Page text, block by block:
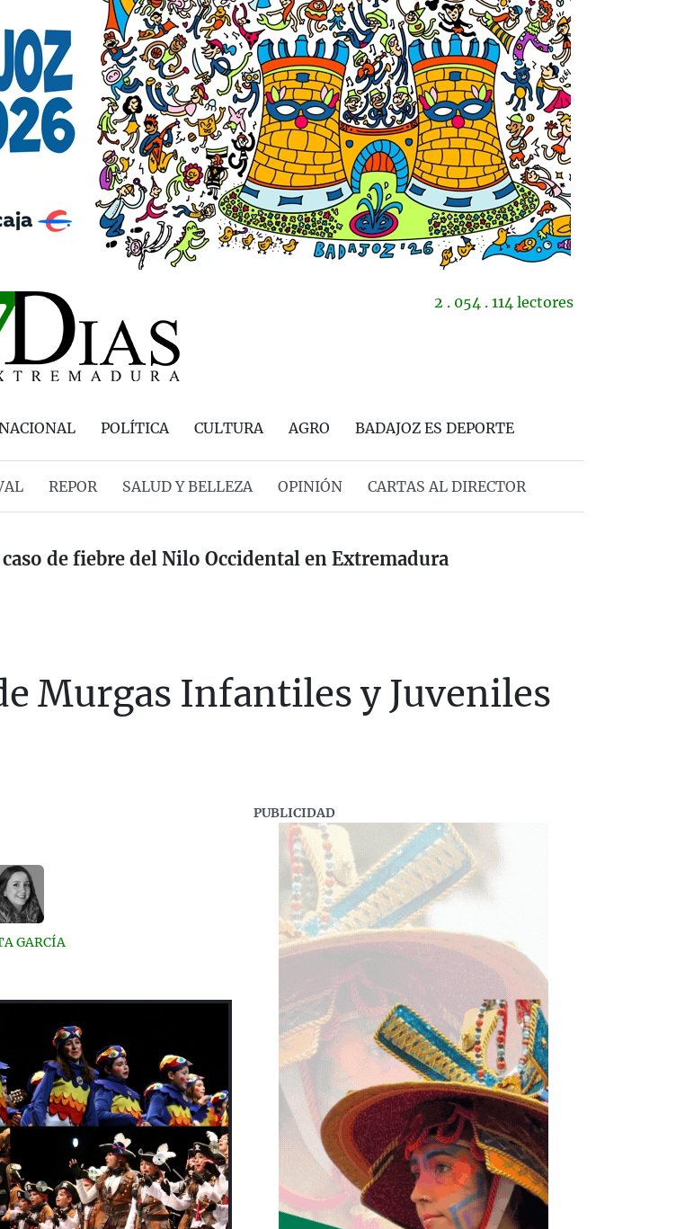
2 . 054 . 114 lectores
POLÍTICA CULTURA AGRO BADAJOZ ES DEPORTE
REPOR SALUD Y BELLEZA OPINIÓN CARTAS AL DIRECTOR
de fiebre del Nilo Occidental en Extremadura
Murgas Infantiles y Juveniles
GARCÍA
Next
PUBLICIDAD